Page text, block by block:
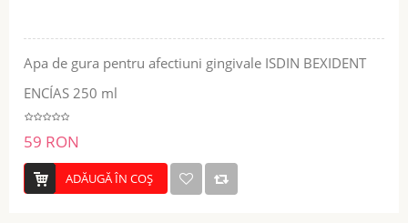
Apa de gura pentru afectiuni gingivale ISDIN BEXIDENT
ENCÍAS 250 ml
59 RON
ADĂUGĂ ÎN COŞ